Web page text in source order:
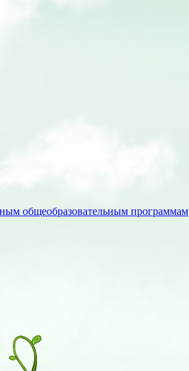
общеобразовательным программам